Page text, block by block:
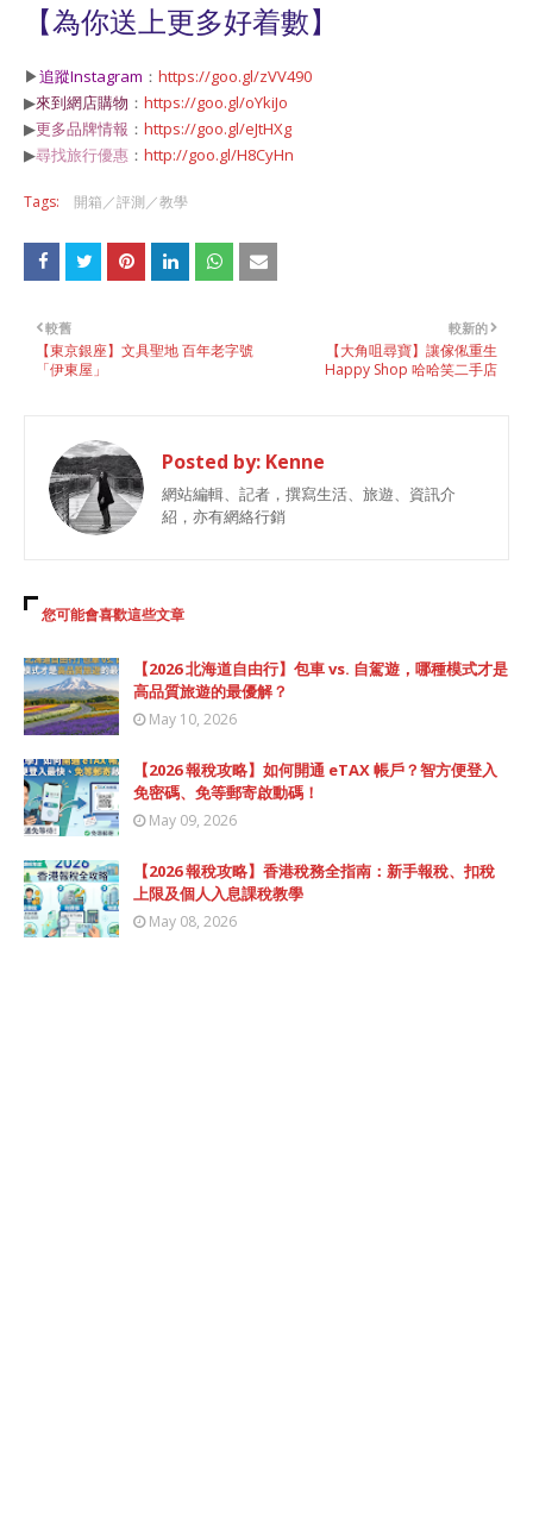
【為你送上更多好着數】
▶追蹤Instagram ： https://goo.gl/zVV490
▶來到網店購物 ： https://goo.gl/oYkiJo
▶更多品牌情報 ： https://goo.gl/eJtHXg
▶尋找旅行優惠 ： http://goo.gl/H8CyHn
Tags: 開箱／評測／教學
較新的
【大角咀尋寶】讓傢俬重生
Happy Shop 哈哈笑二手店
較舊
【東京銀座】文具聖地 百年老字號
「伊東屋」
Posted by: Kenne
網站編輯、記者，撰寫生活、旅遊、資訊介
紹，亦有網絡行銷
您可能會喜歡這些文章
【2026 北海道自由行】包車 vs. 自駕遊，哪種模式才是
高品質旅遊的最優解？
May 10, 2026
【2026 報稅攻略】如何開通 eTAX 帳戶？智方便登入
免密碼、免等郵寄啟動碼！
May 09, 2026
【2026 報稅攻略】香港稅務全指南：新手報稅、扣稅
上限及個人入息課稅教學
May 08, 2026